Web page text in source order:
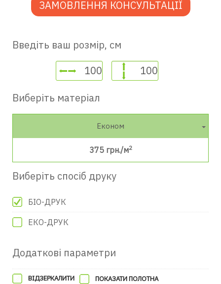
ЗАМОВЛЕННЯ КОНСУЛЬТАЦІЇ
Введіть ваш розмір, см
Виберіть матеріал
Економ
375 грн./м2
Виберіть спосіб друку
БІО-ДРУК
ЕКО-ДРУК
Додаткові параметри
ВІДЗЕРКАЛИТИ ПОКАЗАТИ ПОЛОТНА